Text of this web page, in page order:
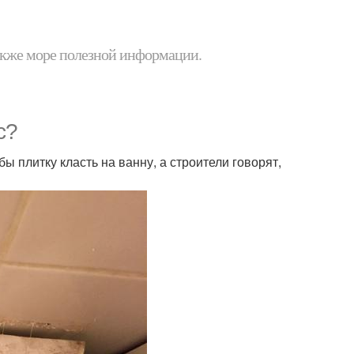
море полезной информации.
плитку класть на ванну, а строители говорят,